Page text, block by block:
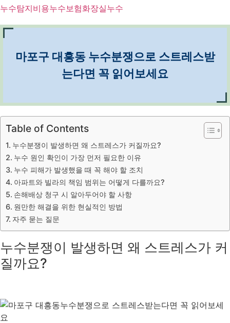
누수탐지비용누수보험화장실누수
마포구 대흥동 누수분쟁으로 스트레스받
는다면 꼭 읽어보세요
Table of Contents
누수분쟁이 발생하면 왜 스트레스가 커질까요?
누수 원인 확인이 가장 먼저 필요한 이유
누수 피해가 발생했을 때 꼭 해야 할 조치
아파트와 빌라의 책임 범위는 어떻게 다를까요?
손해배상 청구 시 알아두어야 할 사항
원만한 해결을 위한 현실적인 방법
자주 묻는 질문
누수분쟁이 발생하면 왜 스트레스가 커
질까요?